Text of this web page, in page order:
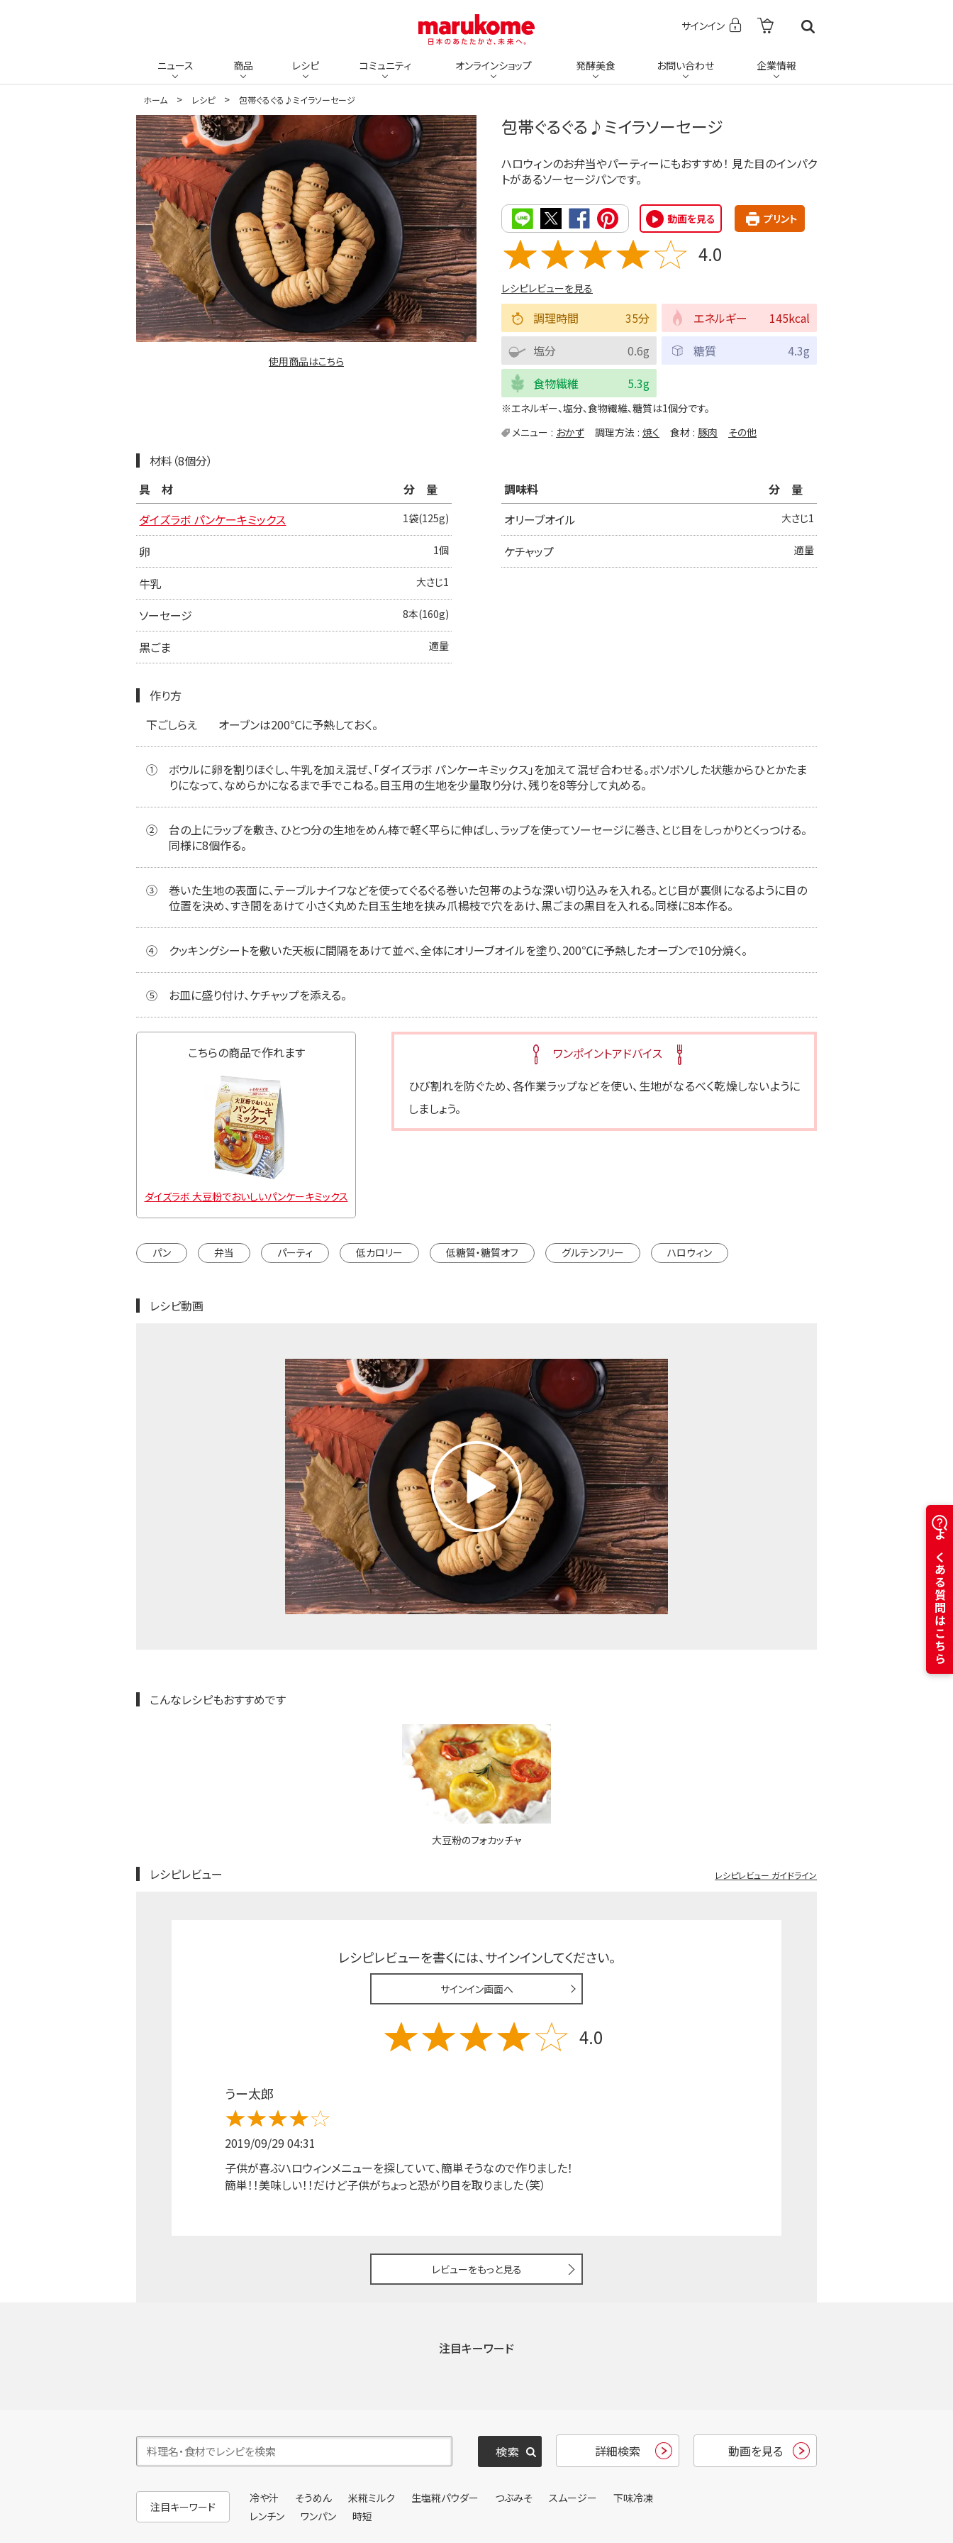
サインイン
ニュース 商品 レシピ コミュニティ オンラインショップ 発酵美食 お問い合わせ 企業情報
ホーム レシピ 包帯ぐるぐる♪ミイラソーセージ
使用商品はこちら
包帯ぐるぐる♪ミイラソーセージ
ハロウィンのお弁当やパーティーにもおすすめ！ 見た目のインパク
トがあるソーセージパンです。
動画を見る プリント
4.0
レシピレビューを見る
調理時間 35分 エネルギー
145kcal
塩分
0.6g 糖質
4.3g
食物繊維
5.3g
※エネルギー、塩分、食物繊維、糖質は1個分です。
メニュー
おかず 調理方法 焼く 食材 豚肉 その他
材料（8個分）
具材
分量
ダイズラボ パンケーキミックス
1袋(125g)
卵 1個
牛乳 大さじ1
ソーセージ 8本(160g)
黒ごま 適量
調味料
分量
オリーブオイル
大さじ1
ケチャップ 適量
作り方
下ごしらえ
オーブンは200℃に予熱しておく。
①
ボウルに卵を割りほぐし、牛乳を加え混ぜ、「ダイズラボ パンケーキミックス」を加えて混ぜ合わせる。ボソボソした状態からひとかたま
りになって、なめらかになるまで手でこねる。目玉用の生地を少量取り分け、残りを8等分して丸める。
②
台の上にラップを敷き、ひとつ分の生地をめん棒で軽く平らに伸ばし、ラップを使ってソーセージに巻き、とじ目をしっかりとくっつける。
同様に8個作る。
③
巻いた生地の表面に、テーブルナイフなどを使ってぐるぐる巻いた包帯のような深い切り込みを入れる。とじ目が裏側になるように目の
位置を決め、すき間をあけて小さく丸めた目玉生地を挟み爪楊枝で穴をあけ、黒ごまの黒目を入れる。同様に8本作る。
④ クッキングシートを敷いた天板に間隔をあけて並べ、全体にオリーブオイルを塗り、200℃に予熱したオーブンで10分焼く。
⑤ お皿に盛り付け、ケチャップを添える。
ワンポイントアドバイス
ひび割れを防ぐため、各作業ラップなどを使い、生地がなるべく乾燥しないように
しましょう。
こちらの商品で作れます
ダイズラボ 大豆粉でおいしいパンケーキミックス
パン 弁当 パーティ 低カロリー 低糖質・糖質オフ グルテンフリー ハロウィン
レシピ動画
こんなレシピもおすすめです
大豆粉のフォカッチャ
レシピレビュー レシピレビュー ガイドライン
レシピレビューを書くには、サインインしてください。
サインイン画面へ
4.0
うー太郎
2019/09/29 04:31
子供が喜ぶハロウィンメニューを探していて、簡単そうなので作りました！
簡単！！美味しい！！だけど子供がちょっと恐がり目を取りました（笑）
レビューをもっと見る
注目キーワード
詳細検索 動画を見る
注目キーワード
冷や汁 そうめん 米糀ミルク 生塩糀パウダー つぶみそ スムージー
下味冷凍
レンチン
ワンパン 時短
よくある質問はこちら